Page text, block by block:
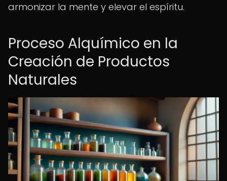
armonizar la mente y elevar el espíritu.
Proceso Alquímico en la
Creación de Productos
Naturales